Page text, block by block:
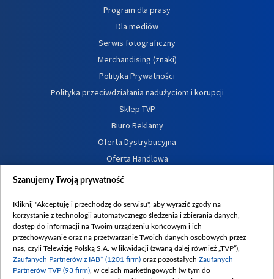
Program dla prasy
Dla mediów
Serwis fotograficzny
Merchandising (znaki)
Polityka Prywatności
Polityka przeciwdziałania nadużyciom i korupcji
Sklep TVP
Biuro Reklamy
Oferta Dystrybucyjna
Oferta Handlowa
Dostępność
Procedura zgłoszeń wewnętrznych
Szanujemy Twoją prywatność
Kliknij "Akceptuję i przechodzę do serwisu", aby wyrazić zgody na
korzystanie z technologii automatycznego śledzenia i zbierania danych,
dostęp do informacji na Twoim urządzeniu końcowym i ich
przechowywanie oraz na przetwarzanie Twoich danych osobowych przez
nas, czyli Telewizję Polską S.A. w likwidacji (zwaną dalej również „TVP”),
Zaufanych Partnerów z IAB* (1201 firm) oraz pozostałych Zaufanych
Partnerów TVP (93 firm) , w celach marketingowych (w tym do